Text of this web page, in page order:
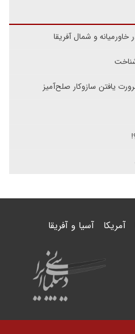
یافتن سازوکار صلح‌آمیز
آمریکا آسیا و آفریقا